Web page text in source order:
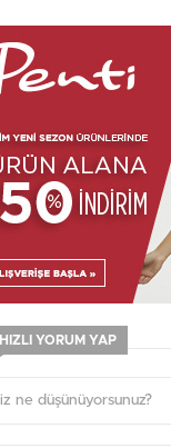
HIZLI YORUM YAP